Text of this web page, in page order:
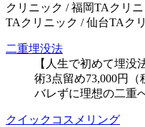
クリニック / 福岡TAクリ
TAクリニック / 仙台TAク
二重埋没法
【人生で初めて埋没
術3点留め73,000円（
バレずに理想の二重
クイックコスメリング